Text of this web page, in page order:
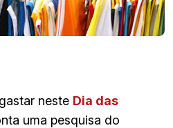
neste Dia das
uma pesquisa do